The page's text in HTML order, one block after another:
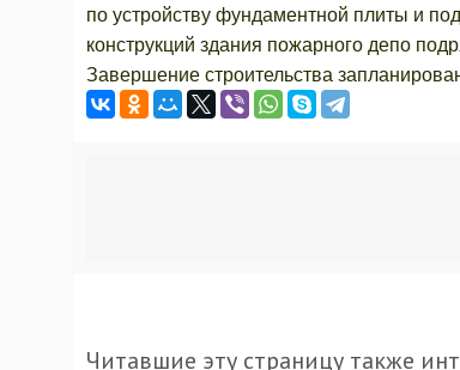
по устройству фундаментной плиты и
конструкций здания пожарного депо
Завершение строительства
Читавшие эту страницу также